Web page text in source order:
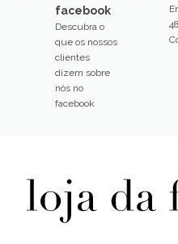
facebook
Descubra o
que os nossos
clientes
dizem sobre
nós no
facebook